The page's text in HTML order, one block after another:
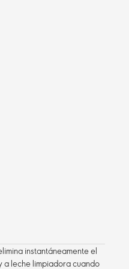
instantáneamente el
a leche limpiadora cuando